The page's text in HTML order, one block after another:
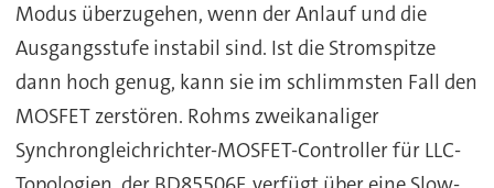
Modus überzugehen, wenn der Anlauf und die
Ausgangsstufe instabil sind. Ist die Stromspitze
dann hoch genug, kann sie im schlimmsten Fall den
MOSFET zerstören. Rohms zweikanaliger
Synchrongleichrichter-MOSFET-Controller für LLC-